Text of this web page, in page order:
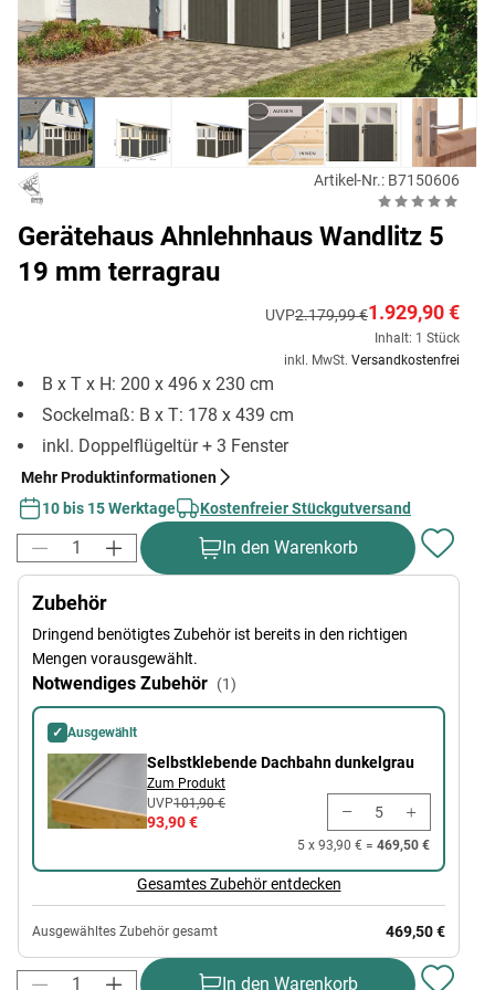
Artikel-Nr.: B7150606
Gerätehaus Ahnlehnhaus Wandlitz 5
19 mm terragrau
UVP2.179,99 €1.929,90 €
Inhalt: 1 Stück
inkl. MwSt. Versandkostenfrei
B x T x H: 200 x 496 x 230 cm
Sockelmaß: B x T: 178 x 439 cm
inkl. Doppelflügeltür + 3 Fenster
Mehr Produktinformationen
10 bis 15 Werktage
Kostenfreier Stückgutversand
In den Warenkorb
Zubehör
Dringend benötigtes Zubehör ist bereits in den richtigen
Mengen vorausgewählt.
Notwendiges Zubehör (1)
✓ Ausgewählt
Selbstklebende Dachbahn dunkelgrau
Selbstklebende Dachbahn dunkelgrau
Zum Produkt
UVP101,90 €
93,90 €
5 x 93,90 € = 469,50 €
Gesamtes Zubehör entdecken
Ausgewähltes Zubehör gesamt 469,50 €
In den Warenkorb